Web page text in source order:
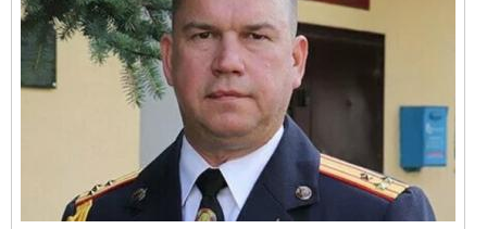
Экалёгія
Правы працоўных
Сацыяльныя правы